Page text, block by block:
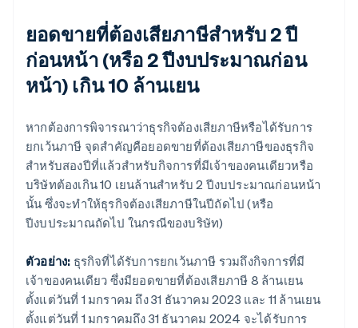
ยอดขายที่ต้องเสียภาษีสําหรับ 2 ปี
ก่อนหน้า (หรือ 2 ปีงบประมาณก่อน
หน้า) เกิน 10 ล้านเยน
หากต้องการพิจารณาว่าธุรกิจต้องเสียภาษีหรือได้รับการ
ยกเว้นภาษี จุดสําคัญคือยอดขายที่ต้องเสียภาษีของธุรกิจ
สําหรับสองปีที่แล้วสําหรับกิจการที่มีเจ้าของคนเดียวหรือ
บริษัทต้องเกิน 10 เยนล้านสําหรับ 2 ปีงบประมาณก่อนหน้า
นั้น ซึ่งจะทําให้ธุรกิจต้องเสียภาษีในปีถัดไป (หรือ
ปีงบประมาณถัดไป ในกรณีของบริษัท)
ตัวอย่าง: ธุรกิจที่ได้รับการยกเว้นภาษี รวมถึงกิจการที่มี
เจ้าของคนเดียว ซึ่งมียอดขายที่ต้องเสียภาษี 8 ล้านเยน
ตั้งแต่วันที่ 1 มกราคม ถึง 31 ธันวาคม 2023 และ 11 ล้านเยน
ตั้งแต่วันที่ 1 มกราคมถึง 31 ธันวาคม 2024 จะได้รับการ